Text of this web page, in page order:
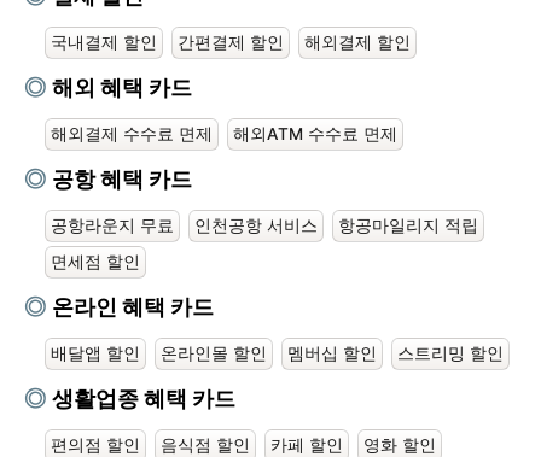
국내결제 할인 간편결제 할인 해외결제 할인
해외 혜택 카드
해외결제 수수료 면제 해외ATM 수수료 면제
공항 혜택 카드
공항라운지 무료 인천공항 서비스
항공마일리지 적립
면세점 할인
온라인 혜택 카드
배달앱 할인 온라인몰 할인 멤버십 할인 스트리밍 할인
생활업종 혜택 카드
편의점 할인 음식점 할인 카페 할인
영화 할인